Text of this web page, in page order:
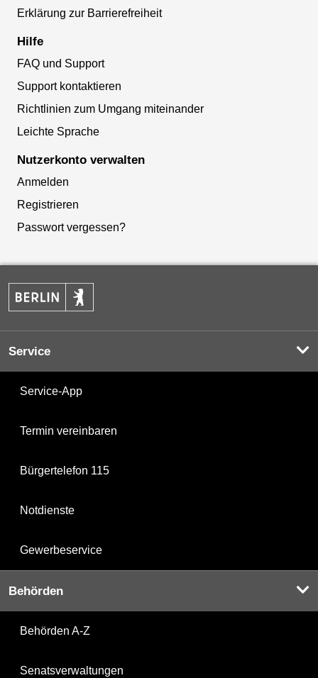
Erklärung zur Barrierefreiheit
Hilfe
FAQ und Support
Support kontaktieren
Richtlinien zum Umgang miteinander
Leichte Sprache
Nutzerkonto verwalten
Anmelden
Registrieren
Passwort vergessen?
Service
Service-App
Termin vereinbaren
Bürgertelefon 115
Notdienste
Gewerbeservice
Behörden
Behörden A-Z
Senatsverwaltungen